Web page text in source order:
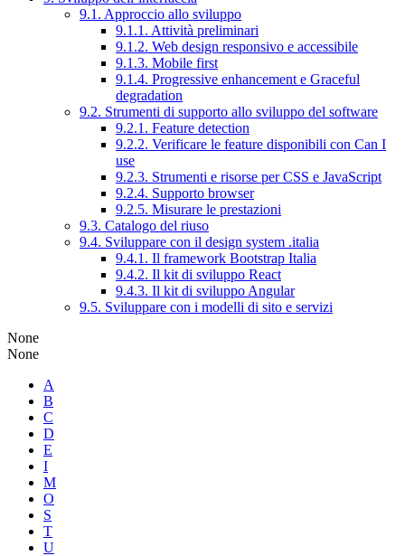
9.1. Approccio allo sviluppo
9.1.1. Attività preliminari
9.1.2. Web design responsivo e accessibile
9.1.3. Mobile first
9.1.4. Progressive enhancement e Graceful
degradation
9.2. Strumenti di supporto allo sviluppo del software
9.2.1. Feature detection
9.2.2. Verificare le feature disponibili con Can I
use
9.2.3. Strumenti e risorse per CSS e JavaScript
9.2.4. Supporto browser
9.2.5. Misurare le prestazioni
9.3. Catalogo del riuso
9.4. Sviluppare con il design system .italia
9.4.1. Il framework Bootstrap Italia
9.4.2. Il kit di sviluppo React
9.4.3. Il kit di sviluppo Angular
9.5. Sviluppare con i modelli di sito e servizi
None
None
A
B
C
D
E
I
M
O
S
T
U